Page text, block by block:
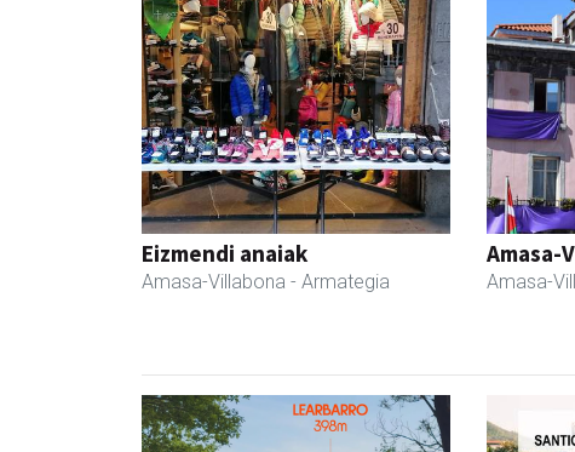
Eizmendi anaiak
Amasa-Villabona - Armategia
Amasa-
Amasa-